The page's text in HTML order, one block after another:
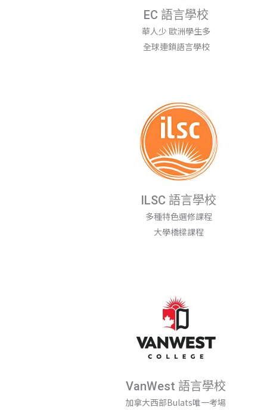
EC 語言學校
華人少 歐洲學生多
全球連鎖語言學校
ILSC 語言學校
多種特色選修課程
大學橋樑課程
VanWest 語言學校
加拿大西部Bulats唯一考場